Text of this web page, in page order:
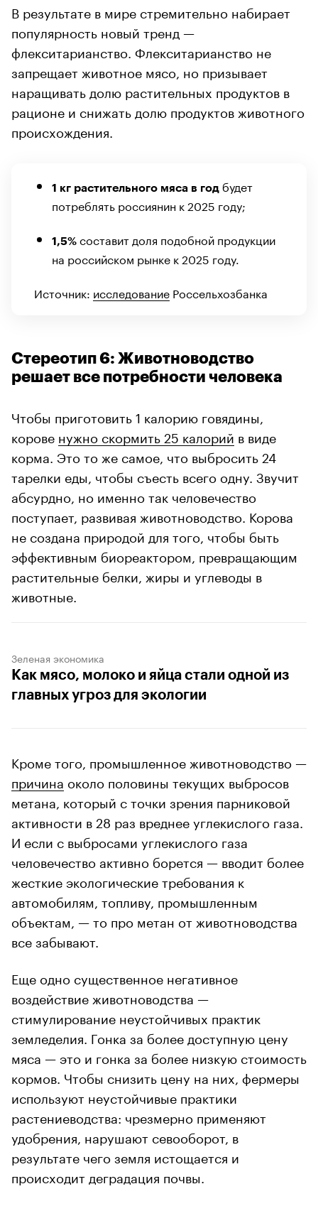
В результате в мире стремительно набирает
популярность новый тренд —
флекситарианство. Флекситарианство не
запрещает животное мясо, но призывает
наращивать долю растительных продуктов в
рационе и снижать долю продуктов животного
происхождения.
1 кг растительного мяса в год будет
потреблять россиянин к 2025 году;
1,5% составит доля подобной продукции
на российском рынке к 2025 году.
Источник: исследование Россельхозбанка
Стереотип 6: Животноводство
решает все потребности человека
Чтобы приготовить 1 калорию говядины,
корове нужно скормить 25 калорий в виде
корма. Это то же самое, что выбросить 24
тарелки еды, чтобы съесть всего одну. Звучит
абсурдно, но именно так человечество
поступает, развивая животноводство. Корова
не создана природой для того, чтобы быть
эффективным биореактором, превращающим
растительные белки, жиры и углеводы в
животные.
Зеленая экономика
Как мясо, молоко и яйца стали одной из
главных угроз для экологии
Кроме того, промышленное животноводство —
причина около половины текущих выбросов
метана, который с точки зрения парниковой
активности в 28 раз вреднее углекислого газа.
И если с выбросами углекислого газа
человечество активно борется — вводит более
жесткие экологические требования к
автомобилям, топливу, промышленным
объектам, — то про метан от животноводства
все забывают.
Еще одно существенное негативное
воздействие животноводства —
стимулирование неустойчивых практик
земледелия. Гонка за более доступную цену
мяса — это и гонка за более низкую стоимость
кормов. Чтобы снизить цену на них, фермеры
используют неустойчивые практики
растениеводства: чрезмерно применяют
удобрения, нарушают севооборот, в
результате чего земля истощается и
происходит деградация почвы.